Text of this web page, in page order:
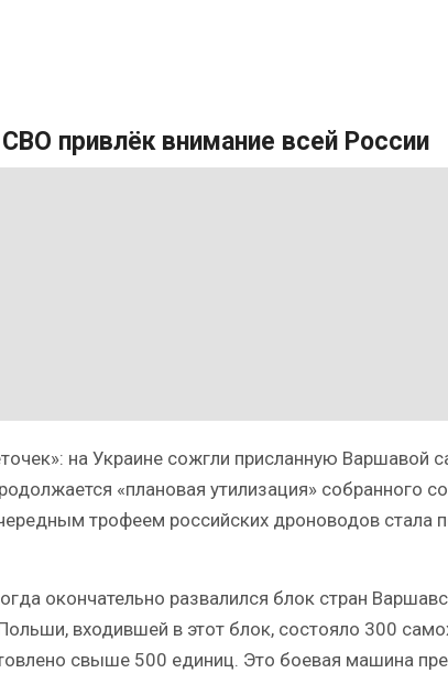
привлёк внимание всей России
на Украине сожгли присланную Варшавой
«плановая утилизация» собранного
трофеем российских дроноводов стала
окончательно развалился блок стран
входившей в этот блок, состояло 300
свыше 500 единиц. Это боевая машина